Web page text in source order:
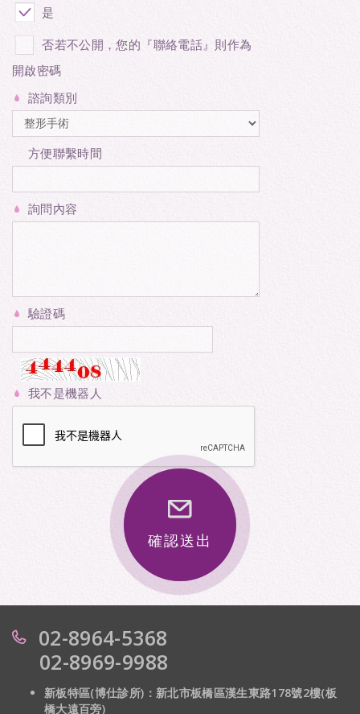
是
否若不公開，您的『聯絡電話』則作為
開啟密碼
諮詢類別
方便聯繫時間
詢問內容
驗證碼
我不是機器人
確認送出
02-8964-5368
02-8969-9988
新板特區(博仕診所)：新北市板橋區漢生東路178號2樓(板
橋大遠百旁)